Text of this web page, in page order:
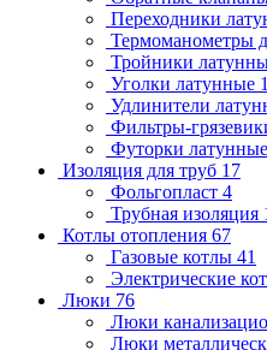
Переходники
Термоманометры
Тройники
Уголки латунные
Удлинители
Фильтры-
Футорки латунные
Изоляция для труб 17
Фольгопласт 4
Трубная изоляция
Котлы отопления 67
Газовые котлы 41
Электрические
Люки 76
Люки
Люки